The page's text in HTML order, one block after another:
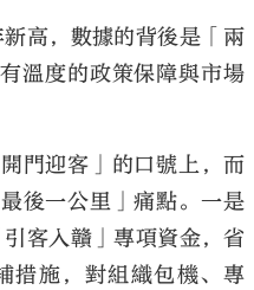
高，數據的背後是「兩
溫度的政策保障與市場
門迎客」的口號上，而
後一公里」痛點。一是
客入贛」專項資金，省
措施，對組織包機、專